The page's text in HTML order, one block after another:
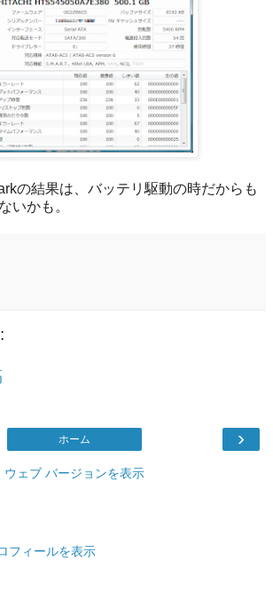
の結果は、バッテリ駆動の時だからも
いかも。
›
ホーム
ウェブ バージョンを表示
フィールを表示